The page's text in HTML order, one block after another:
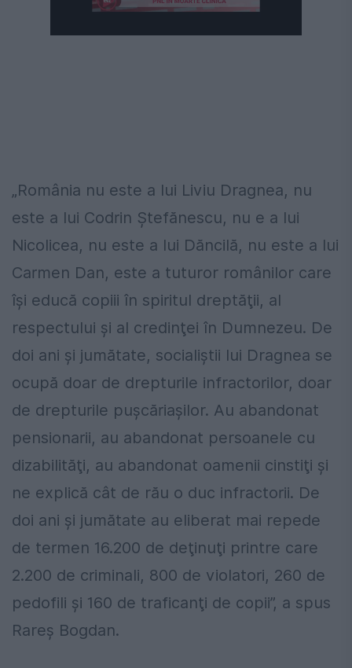
„România nu este a lui Liviu Dragnea, nu
este a lui Codrin Ştefănescu, nu e a lui
Nicolicea, nu este a lui Dăncilă, nu este a lui
Carmen Dan, este a tuturor românilor care
îşi educă copiii în spiritul dreptăţii, al
respectului şi al credinţei în Dumnezeu. De
doi ani şi jumătate, socialiştii lui Dragnea se
ocupă doar de drepturile infractorilor, doar
de drepturile puşcăriaşilor. Au abandonat
pensionarii, au abandonat persoanele cu
dizabilităţi, au abandonat oamenii cinstiţi şi
ne explică cât de rău o duc infractorii. De
doi ani şi jumătate au eliberat mai repede
de termen 16.200 de deţinuţi printre care
2.200 de criminali, 800 de violatori, 260 de
pedofili şi 160 de traficanţi de copii”, a spus
Rareş Bogdan.